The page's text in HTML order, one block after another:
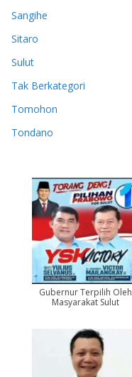
Sangihe
Sitaro
Sulut
Tak Berkategori
Tomohon
Tondano
Gubernur Terpilih Oleh
Masyarakat Sulut